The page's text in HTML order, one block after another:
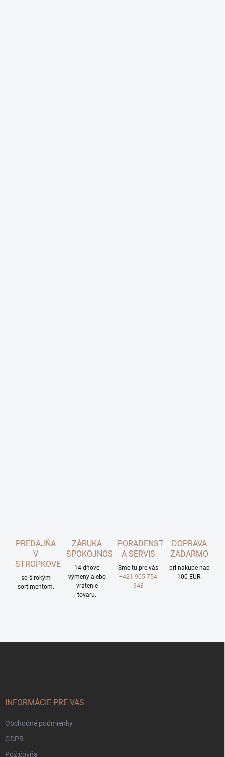
PREDAJŇA
V
STROPKOVE
so širokým
sortimentom.
ZÁRUKA
SPOKOJNOSTI
14-dňové
výmeny alebo
vrátenie
tovaru.
PORADENSTVO
A SERVIS
Sme tu pre vás
+421 905 754
948
DOPRAVA
ZADARMO
pri nákupe nad
100 EUR.
INFORMÁCIE PRE VÁS
Obchodné podmienky
GDPR
Požičovňa